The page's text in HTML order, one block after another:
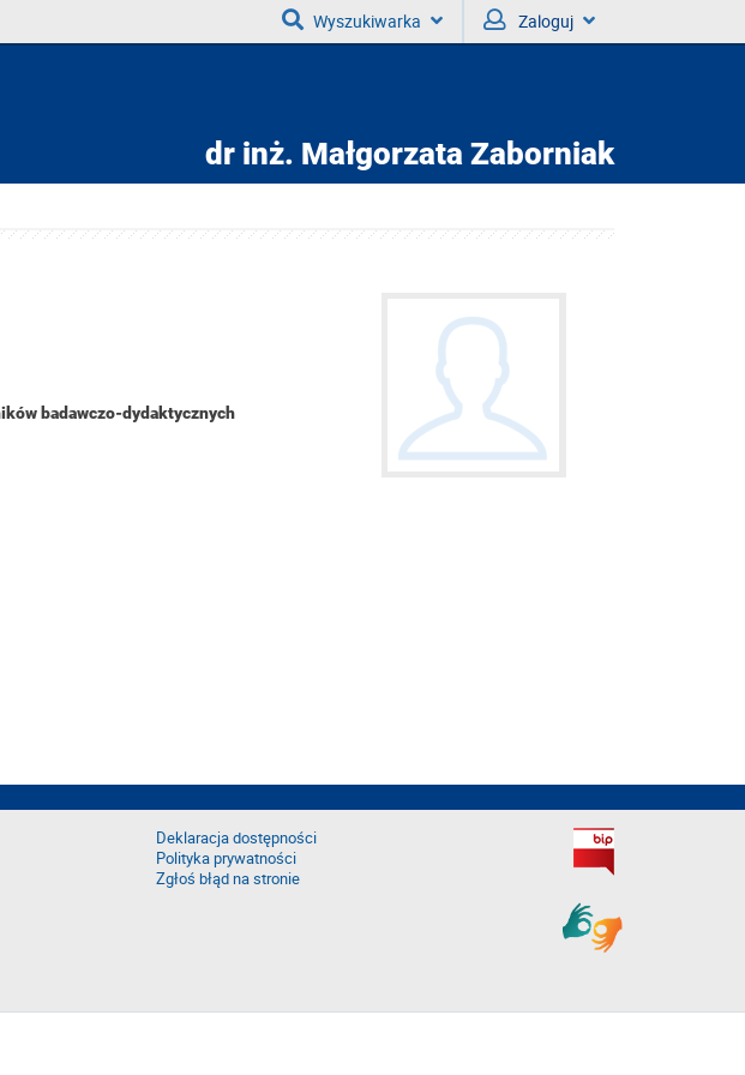
Wyszukiwarka Zaloguj
dr inż. Małgorzata Zaborniak
badawczo-dydaktycznych
Deklaracja dostępności
Polityka prywatności
Zgłoś błąd na stronie